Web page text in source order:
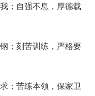
；自强不息，厚德载
；刻苦训练，严格要
；苦练本领，保家卫